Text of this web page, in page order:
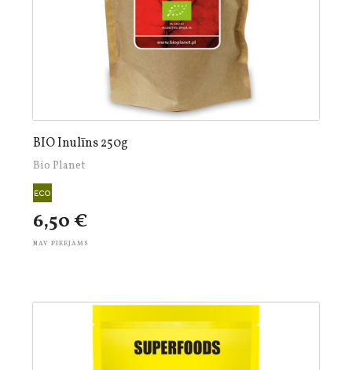
BIO Inulīns 250g
Bio Planet
6,50 €
NAV PIEEJAMS